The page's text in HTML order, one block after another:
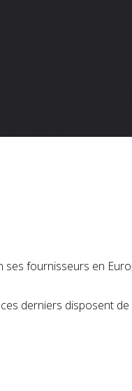
ses fournisseurs en
derniers disposent